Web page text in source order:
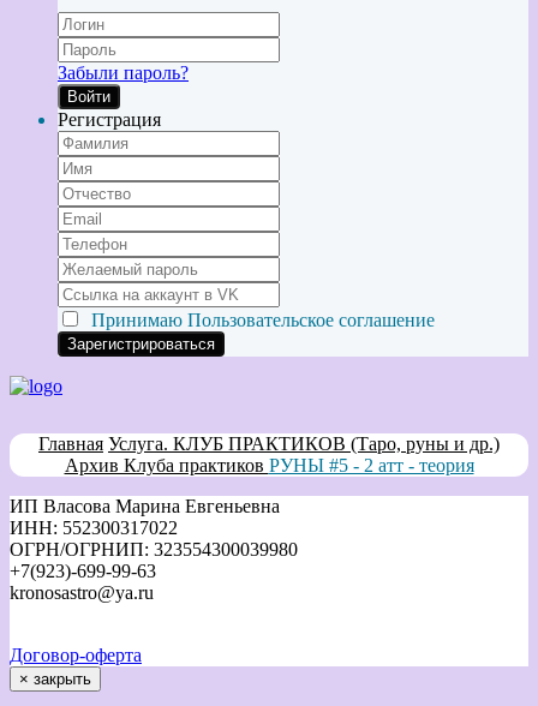
Забыли пароль?
Войти
Регистрация
Принимаю Пользовательское соглашение
Главная Услуга. КЛУБ ПРАКТИКОВ (Таро, руны и др.)
Архив Клуба практиков РУНЫ #5 - 2 атт - теория
ИП Власова Марина Евгеньевна
ИНН: 552300317022
ОГРН/ОГРНИП: 323554300039980
+7(923)-699-99-63
kronosastro@ya.ru
Договор-оферта
× закрыть